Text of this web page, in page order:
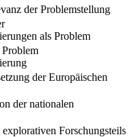
der Problemstellung
als Problem
der Europäischen
der nationalen
Forschungsteils